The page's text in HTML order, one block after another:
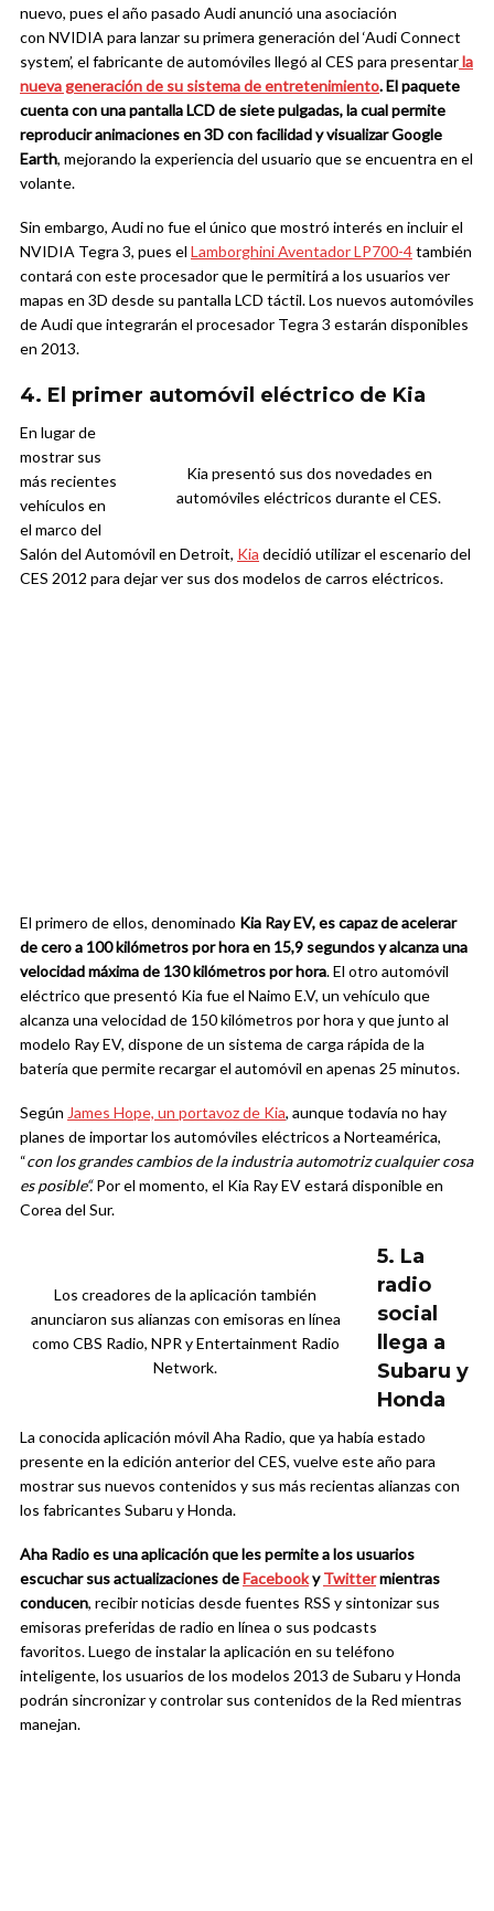
nuevo, pues el año pasado Audi anunció una asociación
con NVIDIA para lanzar su primera generación del ‘Audi Connect
system’, el fabricante de automóviles llegó al CES para presentarla
nueva generación de su sistema de entretenimiento. El paquete
cuenta con una pantalla LCD de siete pulgadas, la cual permite
reproducir animaciones en 3D con facilidad y visualizar Google
Earth, mejorando la experiencia del usuario que se encuentra en el
volante.
Sin embargo, Audi no fue el único que mostró interés en incluir el
NVIDIA Tegra 3, pues el Lamborghini Aventador LP700-4también
contará con este procesador que le permitirá a los usuarios ver
mapas en 3D desde su pantalla LCD táctil. Los nuevos automóviles
de Audi que integrarán el procesador Tegra 3 estarán disponibles
en 2013.
4. El primer automóvil eléctrico de Kia
Kia presentó sus dos novedades en
automóviles eléctricos durante el CES.
En lugar de
mostrar sus
más recientes
vehículos en
el marco del
Salón del Automóvil en Detroit, Kia decidió utilizar el escenario del
CES 2012 para dejar ver sus dos modelos de carros eléctricos.
El primero de ellos, denominado Kia Ray EV, es capaz de acelerar
de cero a 100 kilómetros por hora en 15,9 segundos y alcanza una
velocidad máxima de 130 kilómetros por hora. El otro automóvil
eléctrico que presentó Kia fue el Naimo E.V, un vehículo que
alcanza una velocidad de 150 kilómetros por hora y que junto al
modelo Ray EV, dispone de un sistema de carga rápida de la
batería que permite recargar el automóvil en apenas 25 minutos.
Según James Hope, un portavoz de Kia, aunque todavía no hay
planes de importar los automóviles eléctricos a Norteamérica,
“con los grandes cambios de la industria automotriz cualquier cosa
es posible“.Por el momento, el Kia Ray EV estará disponible en
Corea del Sur.
Los creadores de la aplicación también
anunciaron sus alianzas con emisoras en línea
como CBS Radio, NPR y Entertainment Radio
Network.
5. La
radio
social
llega a
Subaru y
Honda
La conocida aplicación móvil Aha Radio, que ya había estado
presente en la edición anterior del CES, vuelve este año para
mostrar sus nuevos contenidos y sus más recientas alianzas con
los fabricantes Subaru y Honda.
Aha Radio es una aplicación que les permite a los usuarios
escuchar sus actualizaciones deFacebookyTwittermientras
conducen, recibir noticias desde fuentes RSS y sintonizar sus
emisoras preferidas de radio en línea o sus podcasts
favoritos. Luego de instalar la aplicación en su teléfono
inteligente, los usuarios de los modelos 2013 de Subaru y Honda
podrán sincronizar y controlar sus contenidos de la Red mientras
manejan.